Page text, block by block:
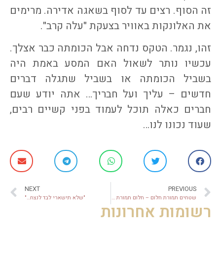
זה הסוף. רצים עד לסוף בשאגה אדירה. מרימים
את האלונקות באוויר בצעקת "עלה קרב".
זהו, נגמר. הטקס נדחה אבל הכומתה כבר אצלך.
עכשיו נותר לשאול האם המסע באמת היה
בשביל הכומתה או בשביל שתגלה דברים
חדשים – עליך ועל חבריך… אתה יודע שעם
חברים כאלה תוכל לעמוד בפני קשיים רבים,
שעוד נכונו לנו…
PREVIOUS
שטחים תמורת חלום – חלום תמורת שלום!
NEXT
"שלא תישארי לבד לנצח…"
רשומות אחרונות